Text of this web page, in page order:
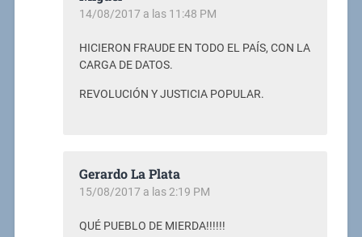
14/08/2017 a las 11:48 PM
HICIERON FRAUDE EN TODO EL PAÍS, CON LA
CARGA DE DATOS.
REVOLUCIÓN Y JUSTICIA POPULAR.
Gerardo La Plata
15/08/2017 a las 2:19 PM
QUÉ PUEBLO DE MIERDA!!!!!!